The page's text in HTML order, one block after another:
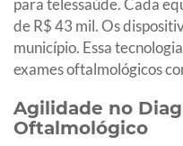
para telessaúde. Cada
de R$ 43 mil. Os
município. Essa
exames oftalmológicos
Agilidade no
Oftalmológico